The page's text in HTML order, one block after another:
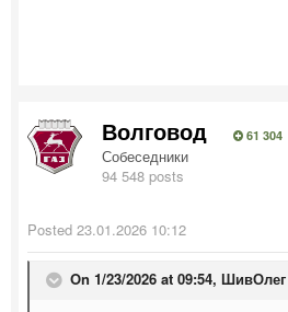
Волговод 61 304
Собеседники
94 548 posts
Posted 23.01.2026 10:12
On 1/23/2026 at 09:54, ШивОлег